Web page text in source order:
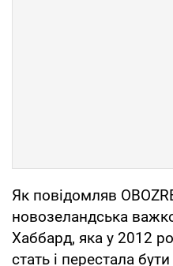
Як повідомляв
новозеландська
Хаббард, яка у 2012
стать і перестала